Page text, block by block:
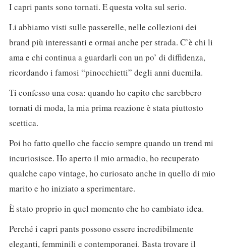
I capri pants sono tornati. E questa volta sul serio.
Li abbiamo visti sulle passerelle, nelle collezioni dei
brand più interessanti e ormai anche per strada. C’è chi li
ama e chi continua a guardarli con un po’ di diffidenza,
ricordando i famosi “pinocchietti” degli anni duemila.
Ti confesso una cosa: quando ho capito che sarebbero
tornati di moda, la mia prima reazione è stata piuttosto
scettica.
Poi ho fatto quello che faccio sempre quando un trend mi
incuriosisce. Ho aperto il mio armadio, ho recuperato
qualche capo vintage, ho curiosato anche in quello di mio
marito e ho iniziato a sperimentare.
È stato proprio in quel momento che ho cambiato idea.
Perché i capri pants possono essere incredibilmente
eleganti, femminili e contemporanei. Basta trovare il